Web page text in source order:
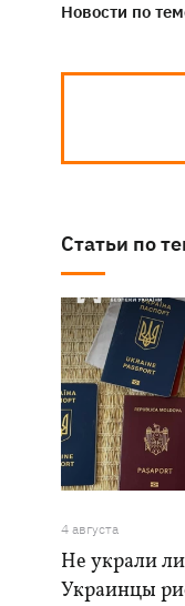
Новости по
Статьи по
4 августа
Не украли
Украинцы